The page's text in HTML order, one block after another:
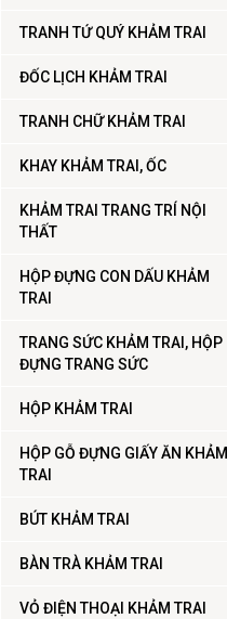
TRANH TỨ QUÝ KHẢM TRAI
ĐỐC LỊCH KHẢM TRAI
TRANH CHỮ KHẢM TRAI
KHAY KHẢM TRAI, ỐC
KHẢM TRAI TRANG TRÍ NỘI
THẤT
HỘP ĐỰNG CON DẤU KHẢM
TRAI
TRANG SỨC KHẢM TRAI, HỘP
ĐỰNG TRANG SỨC
HỘP KHẢM TRAI
HỘP GỖ ĐỰNG GIẤY ĂN KHẢM
TRAI
BÚT KHẢM TRAI
BÀN TRÀ KHẢM TRAI
VỎ ĐIỆN THOẠI KHẢM TRAI